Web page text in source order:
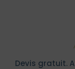
Devis gratuit.